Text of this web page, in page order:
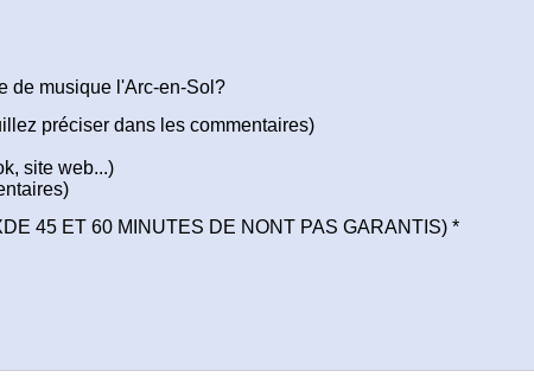
de musique l'Arc-en-Sol?
préciser dans les commentaires)
site web...)
45 ET 60 MINUTES DE NONT PAS GARANTIS) *